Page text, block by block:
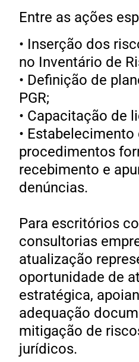
Entre as ações
• Inserção dos
no Inventário de
• Definição de
PGR;
• Capacitação de
• Estabelecimento
procedimentos
recebimento e
denúncias.
Para escritórios
consultorias
atualização
oportunidade de
estratégica,
adequação
mitigação de
jurídicos.